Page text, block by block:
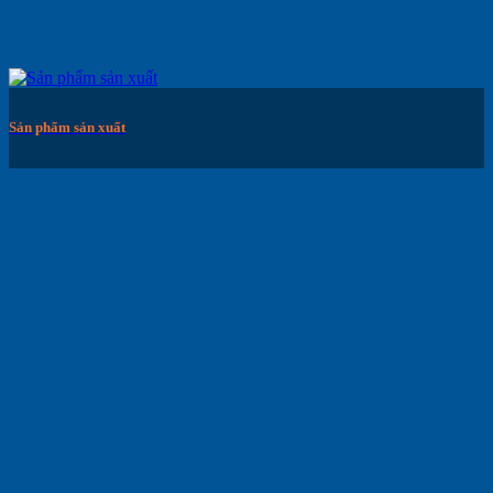
Sản phẩm sản xuất